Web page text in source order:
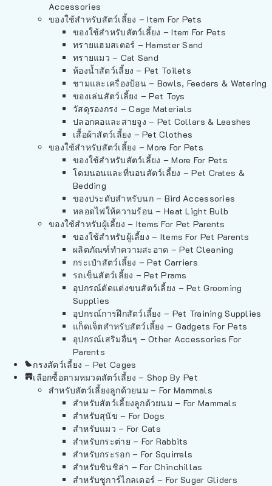
Accessories
ของใช้สำหรับสัตว์เลี้ยง – Item For Pets
ของใช้สำหรับสัตว์เลี้ยง – Item For Pets
ทรายแฮมสเตอร์ – Hamster Sand
ทรายแมว – Cat Sand
ห้องน้ำสัตว์เลี้ยง – Pet Toilets
ชามและเครื่องป้อน – Bowls, Feeders & Watering
ของเล่นสัตว์เลี้ยง – Pet Toys
วัสดุรองกรง – Cage Materials
ปลอกคอและสายจูง – Pet Collars & Leashes
เสื้อผ้าสัตว์เลี้ยง – Pet Clothes
ของใช้สำหรับสัตว์เลี้ยง – More For Pets
ของใช้สำหรับสัตว์เลี้ยง – More For Pets
โดมนอนและที่นอนสัตว์เลี้ยง – Pet Crates &
Bedding
ของประดับสำหรับนก – Bird Accessories
หลอดไฟให้ความร้อน – Heat Light Bulb
ของใช้สำหรับผู้เลี้ยง – Items For Pet Parents
ของใช้สำหรับผู้เลี้ยง – Items For Pet Parents
ผลิตภัณฑ์ทำความสะอาด – Pet Cleaning
กระเป๋าสัตว์เลี้ยง – Pet Carriers
รถเข็นสัตว์เลี้ยง – Pet Prams
อุปกรณ์ตัดแต่งขนสัตว์เลี้ยง – Pet Grooming
Supplies
อุปกรณ์การฝึกสัตว์เลี้ยง – Pet Training Supplies
แก็ดเจ็ตสำหรับสัตว์เลี้ยง – Gadgets For Pets
อุปกรณ์เสริมอื่นๆ – Other Accessories For
Parents
กรงสัตว์เลี้ยง – Pet Cages
เลือกซื้อตามหมวดสัตว์เลี้ยง – Shop By Pet
สำหรับสัตว์เลี้ยงลูกด้วยนม – For Mammals
สำหรับสัตว์เลี้ยงลูกด้วยนม – For Mammals
สำหรับสุนัข – For Dogs
สำหรับแมว – For Cats
สำหรับกระต่าย – For Rabbits
สำหรับกระรอก – For Squirrels
สำหรับชินชิล่า – For Chinchillas
สำหรับชูการ์ไกลเดอร์ – For Sugar Gliders